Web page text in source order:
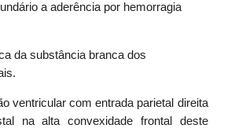
a aderência por hemorragia
da substância branca dos
ventricular com entrada parietal direita
na alta convexidade frontal deste